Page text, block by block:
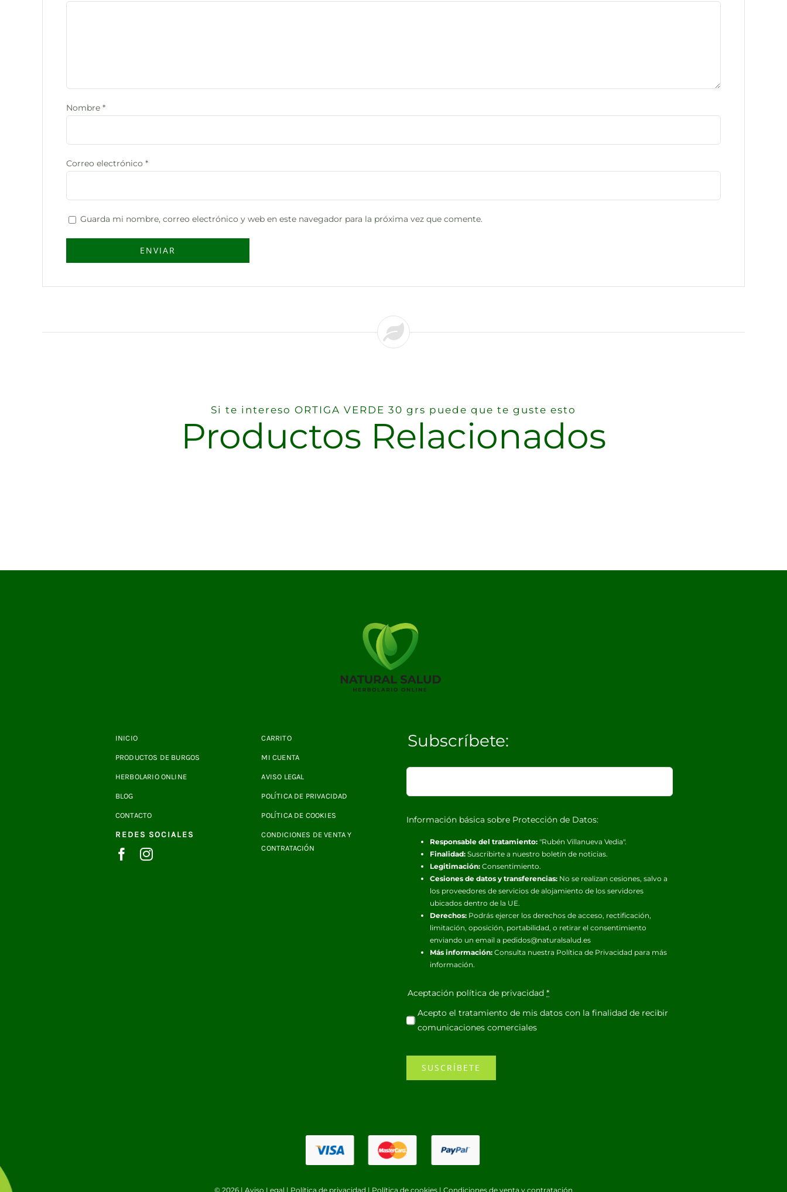
Nombre *
Correo electrónico *
Guarda mi nombre, correo electrónico y web en este navegador para la próxima vez que comente.
Si te intereso ORTIGA VERDE 30 grs puede que te guste esto
Productos Relacionados
INICIO
PRODUCTOS DE BURGOS
HERBOLARIO ONLINE
BLOG
CONTACTO
REDES SOCIALES
CARRITO
MI CUENTA
AVISO LEGAL
POLÍTICA DE PRIVACIDAD
POLÍTICA DE COOKIES
CONDICIONES DE VENTA Y
CONTRATACIÓN
Subscríbete:
Información básica sobre Protección de Datos:
Responsable del tratamiento: "Rubén Villanueva Vedia".
Finalidad: Suscribirte a nuestro boletín de noticias.
Legitimación: Consentimiento.
Cesiones de datos y transferencias: No se realizan cesiones, salvo a
los proveedores de servicios de alojamiento de los servidores
ubicados dentro de la UE.
Derechos: Podrás ejercer los derechos de acceso, rectificación,
limitación, oposición, portabilidad, o retirar el consentimiento
enviando un email a pedidos@naturalsalud.es
Más información: Consulta nuestra Política de Privacidad para más
información.
Aceptación política de privacidad*
Acepto el tratamiento de mis datos con la finalidad de recibir
comunicaciones comerciales
SUSCRÍBETE
© 2026 | Aviso Legal | Política de privacidad | Política de cookies | Condiciones de venta y contratación